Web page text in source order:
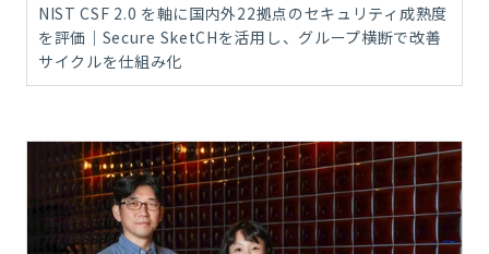
NIST CSF 2.0 を軸に国内外22拠点のセキュリティ成熟度
を評価｜Secure SketCHを活用し、グループ横断で改善
サイクルを仕組み化